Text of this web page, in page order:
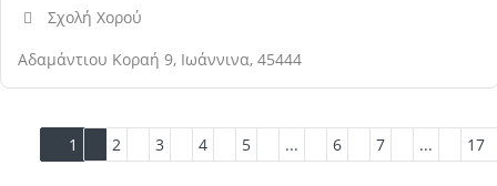
Σχολή Χορού
Αδαμάντιου Κοραή 9, Ιωάννινα, 45444
1 2 3 4 5 ... 6 7 ... 17